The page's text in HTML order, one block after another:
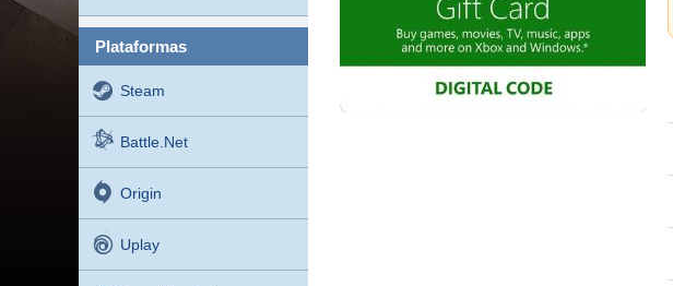
plataformas
Steam
Battle.net
Origin
Uplay